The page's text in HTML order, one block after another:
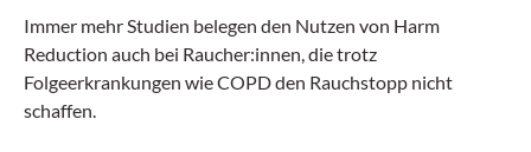
Immer mehr Studien belegen den Nutzen von Harm
Reduction auch bei Raucher:innen, die trotz
Folgeerkrankungen wie COPD den Rauchstopp nicht
schaffen.